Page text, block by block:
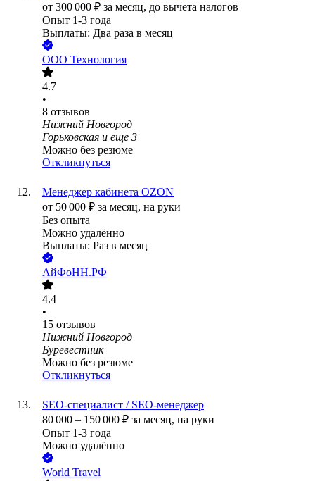
от 300 000 ₽ за месяц, до вычета налогов
Опыт 1-3 года
Выплаты: Два раза в месяц
ООО Технология
4.7
•
8 отзывов
Нижний Новгород
Горьковская и еще 3
Можно без резюме
Откликнуться
Менеджер кабинета OZON
от 50 000 ₽ за месяц, на руки
Без опыта
Можно удалённо
Выплаты: Раз в месяц
АйФоНН.РФ
4.4
•
15 отзывов
Нижний Новгород
Буревестник
Можно без резюме
Откликнуться
SEO-специалист / SEO-менеджер
80 000 – 150 000 ₽ за месяц, на руки
Опыт 1-3 года
Можно удалённо
World Travel